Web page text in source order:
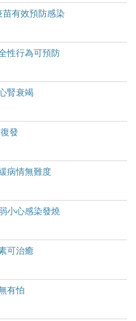
有效預防感染
性行為可預防
腎衰竭
發
病情無難度
小心感染發燒
可治癒
有怕